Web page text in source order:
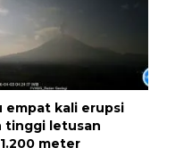
empat kali erupsi
tinggi letusan
meter